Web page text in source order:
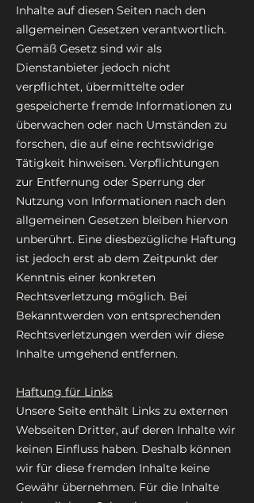
Inhalte auf diesen Seiten nach den
allgemeinen Gesetzen verantwortlich.
Gemäß Gesetz sind wir als
Dienstanbieter jedoch nicht
verpflichtet, übermittelte oder
gespeicherte fremde Informationen zu
überwachen oder nach Umständen zu
forschen, die auf eine rechtswidrige
Tätigkeit hinweisen. Verpflichtungen
zur Entfernung oder Sperrung der
Nutzung von Informationen nach den
allgemeinen Gesetzen bleiben hiervon
unberührt. Eine diesbezügliche Haftung
ist jedoch erst ab dem Zeitpunkt der
Kenntnis einer konkreten
Rechtsverletzung möglich. Bei
Bekanntwerden von entsprechenden
Rechtsverletzungen werden wir diese
Inhalte umgehend entfernen.
Haftung für Links
Unsere Seite enthält Links zu externen
Webseiten Dritter, auf deren Inhalte wir
keinen Einfluss haben. Deshalb können
wir für diese fremden Inhalte keine
Gewähr übernehmen. Für die Inhalte